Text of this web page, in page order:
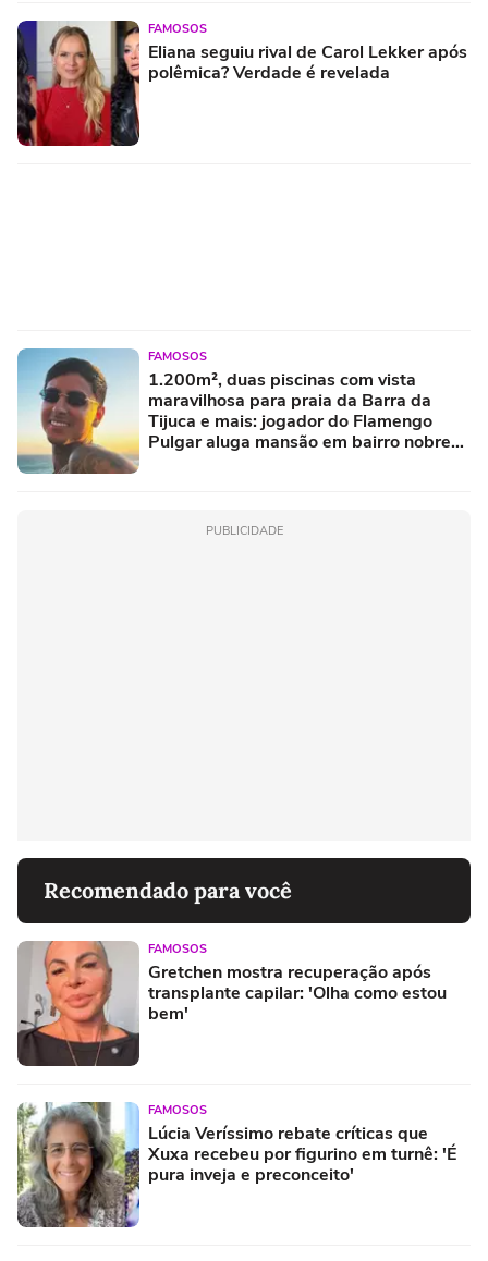
FAMOSOS
Eliana seguiu rival de Carol Lekker após
polêmica? Verdade é revelada
FAMOSOS
1.200m², duas piscinas com vista
maravilhosa para praia da Barra da
Tijuca e mais: jogador do Flamengo
Pulgar aluga mansão em bairro nobre
PUBLICIDADE
Recomendado para você
FAMOSOS
Gretchen mostra recuperação após
transplante capilar: 'Olha como estou
bem'
FAMOSOS
Lúcia Veríssimo rebate críticas que
Xuxa recebeu por figurino em turnê: 'É
pura inveja e preconceito'